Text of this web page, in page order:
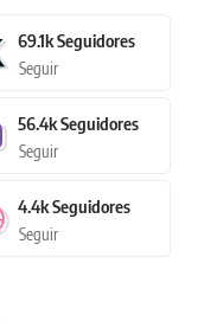
69.1kSeguidores
Seguir
56.4kSeguidores
Seguir
4.4kSeguidores
Seguir